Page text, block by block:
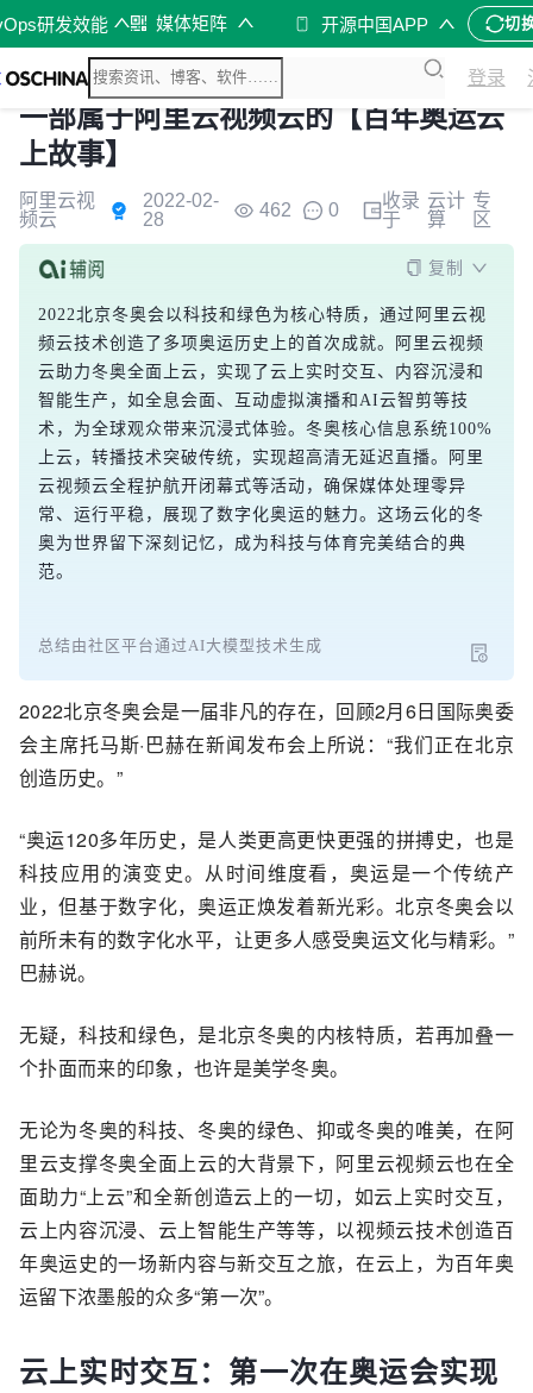
研发效能 媒体矩阵 开源中国APP 切
登录
一部属于阿里云视频云的【百年奥运云
上故事】
阿里云视
频云
2022-02-
28
462 0
收录
于
云计
算
专
区
复制
2022北京冬奥会以科技和绿色为核心特质，通过阿里云视
频云技术创造了多项奥运历史上的首次成就。阿里云视频
云助力冬奥全面上云，实现了云上实时交互、内容沉浸和
智能生产，如全息会面、互动虚拟演播和AI云智剪等技
术，为全球观众带来沉浸式体验。冬奥核心信息系统100%
上云，转播技术突破传统，实现超高清无延迟直播。阿里
云视频云全程护航开闭幕式等活动，确保媒体处理零异
常、运行平稳，展现了数字化奥运的魅力。这场云化的冬
奥为世界留下深刻记忆，成为科技与体育完美结合的典
范。
总结由社区平台通过AI大模型技术生成
2022北京冬奥会是一届非凡的存在，回顾2月6日国际奥委
会主席托马斯·巴赫在新闻发布会上所说：“我们正在北京
创造历史。”
“奥运120多年历史，是人类更高更快更强的拼搏史，也是
科技应用的演变史。从时间维度看，奥运是一个传统产
业，但基于数字化，奥运正焕发着新光彩。北京冬奥会以
前所未有的数字化水平，让更多人感受奥运文化与精彩。”
巴赫说。
无疑，科技和绿色，是北京冬奥的内核特质，若再加叠一
个扑面而来的印象，也许是美学冬奥。
无论为冬奥的科技、冬奥的绿色、抑或冬奥的唯美，在阿
里云支撑冬奥全面上云的大背景下，阿里云视频云也在全
面助力“上云”和全新创造云上的一切，如云上实时交互，
云上内容沉浸、云上智能生产等等，以视频云技术创造百
年奥运史的一场新内容与新交互之旅，在云上，为百年奥
运留下浓墨般的众多“第一次”。
云上实时交互：第一次在奥运会实现